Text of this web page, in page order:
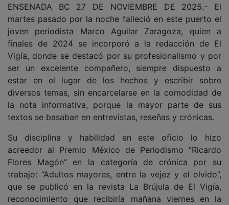
ENSENADA BC 27 DE NOVIEMBRE DE 2025.- El
martes pasado por la noche falleció en este puerto el
joven periodista Marco Aguilar Zaragoza, quien a
finales de 2024 se incorporó a la redacción de El
Vigía, donde se destacó por su profesionalismo y por
ser un excelente compañero, siempre dispuesto a
estar en el lugar de los hechos y escribir sobre
diversos temas, sin encarcelarse en la comodidad de
la nota informativa, porque la mayor parte de sus
textos se basaban en entrevistas, reseñas y crónicas.
Su disciplina y habilidad en este oficio lo hizo
acreedor al Premio México de Periodismo “Ricardo
Flores Magón” en la categoría de crónica por su
trabajo: “Adultos mayores, entre la vejez y el olvido”,
que se publicó en la revista La Brújula de El Vigía,
reconocimiento que recibiría mañana viernes en la